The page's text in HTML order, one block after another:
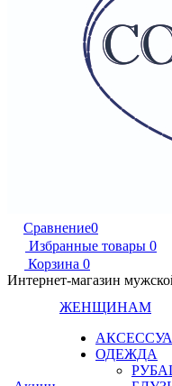
Сравнение0
Избранные товары 0
Корзина 0
Интернет-магазин
ЖЕНЩИНАМ
ОДЕЖДА